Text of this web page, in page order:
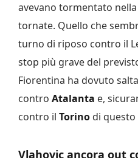
avevano tormentato
tornate. Quello che
turno di riposo contro il
stop più grave del
Fiorentina ha dovuto
contro Atalanta e,
contro il Torino di
Vlahovic ancora out